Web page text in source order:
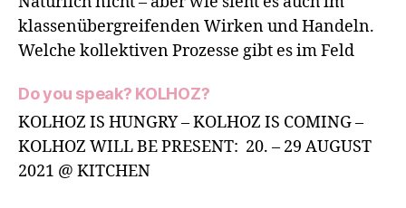
klassenübergreifenden Wirken und Handeln.
Welche kollektiven Prozesse gibt es im Feld
Do you speak? KOLHOZ?
KOLHOZ IS HUNGRY – KOLHOZ IS COMING –
KOLHOZ WILL BE PRESENT: 20. – 29 AUGUST
2021 @ KITCHEN